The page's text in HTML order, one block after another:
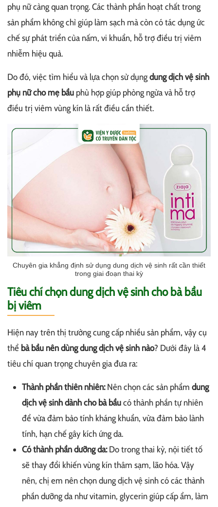
phụ nữ càng quan trọng. Các thành phần hoạt chất trong
sản phẩm không chỉ giúp làm sạch mà còn có tác dụng ức
chế sự phát triển của nấm, vi khuẩn, hỗ trợ điều trị viêm
nhiễm hiệu quả.
Do đó, việc tìm hiểu và lựa chọn sử dụngdung dịch vệ sinh
phụ nữ cho mẹ bầu phù hợp giúp phòng ngừa và hỗ trợ
điều trị viêm vùng kín là rất điều cần thiết.
Chuyên gia khẳng định sử dụng dung dịch vệ sinh rất cần thiết
trong giai đoạn thai kỳ
Tiêu chí chọn dung dịch vệ sinh cho bà bầu
bị viêm
Hiện nay trên thị trường cung cấp nhiều sản phẩm, vậy cụ
thể bà bầu nên dùng dung dịch vệ sinh nào? Dưới đây là 4
tiêu chí quan trọng chuyên gia đưa ra:
Thành phần thiên nhiên:Nên chọn các sản phẩm dung
dịch vệ sinh dành cho bà bầucó thành phần tự nhiên
để vừa đảm bảo tính kháng khuẩn, vừa đảm bảo lành
tính, hạn chế gây kích ứng da.
Có thành phần dưỡng da:Do trong thai kỳ, nội tiết tố
sẽ thay đổi khiến vùng kín thâm sạm, lão hóa. Vậy
nên, chị em nên chọn dung dịch vệ sinh có các thành
phần dưỡng da như vitamin, glycerin giúp cấp ẩm, làm